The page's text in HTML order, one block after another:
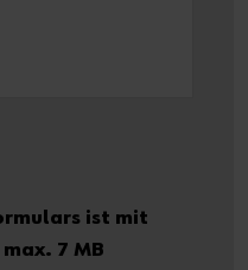
ist mit
7 MB